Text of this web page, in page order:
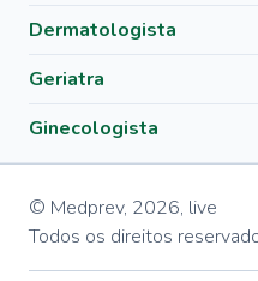
Dermatologista
Geriatra
Ginecologista
© Medprev, 2026, live
Todos os direitos